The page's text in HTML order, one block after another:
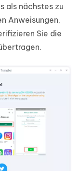
als nächstes zu
Anweisungen,
Sie die